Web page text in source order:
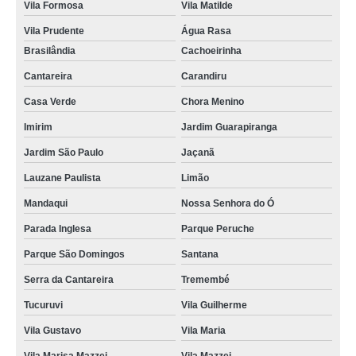
manutenção de portões de ferro no Várzea do Palácio
empresa de manutenção de portão no Centro
serviços de manutenção de portão preço no Morro Grande
quanto custa manutenção de motores de portão automático no Itaim Paulista
manutenção de portão eletrônico na Água Chata
manutenção de portões eletrônicos preço na Vila Maria
manutenção de motor de portão na Vila Maria
manutenção de portão de ferro na Porto da Igreja
manutenção de portão automático no Jardim Aracília
quanto custa manutenção de portões de ferro no Itaim Paulista
Vila Formosa Vila Matilde
Vila Prudente
Água Rasa
Brasilândia
Cachoeirinha
Cantareira Carandiru
Casa Verde Chora Menino
Imirim Jardim Guarapiranga
Jardim São Paulo Jaçanã
Lauzane Paulista Limão
Mandaqui Nossa Senhora do Ó
Parada Inglesa Parque Peruche
Parque São Domingos Santana
Serra da Cantareira Tremembé
Tucuruvi Vila Guilherme
Vila Gustavo Vila Maria